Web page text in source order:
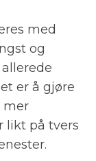
med
og
er å gjøre
mer
likt på tvers